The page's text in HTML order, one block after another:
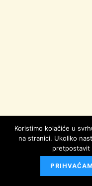
Koristimo kolačiće u
na stranici. Ukoliko
pretpostavit
PRIHVAĆAM